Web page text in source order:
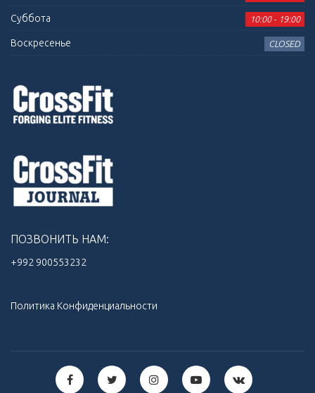
Суббота 10:00 - 19:00
Воскресенье CLOSED
ПОЗВОНИТЬ НАМ:
+992 900553232‬
Политика Конфиденциальности